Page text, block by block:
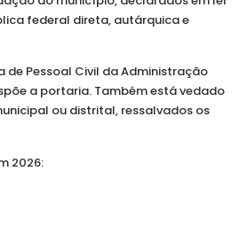
federal direta, autárquica e
de Pessoal Civil da Administração
a portaria. Também está vedado
ou distrital, ressalvados os
2026: